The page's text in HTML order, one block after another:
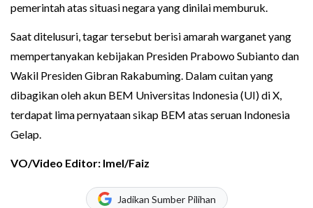
pemerintah atas situasi negara yang dinilai memburuk.
Saat ditelusuri, tagar tersebut berisi amarah warganet yang
mempertanyakan kebijakan Presiden Prabowo Subianto dan
Wakil Presiden Gibran Rakabuming. Dalam cuitan yang
dibagikan oleh akun BEM Universitas Indonesia (UI) di X,
terdapat lima pernyataan sikap BEM atas seruan Indonesia
Gelap.
VO/Video Editor: Imel/Faiz
Jadikan Sumber Pilihan